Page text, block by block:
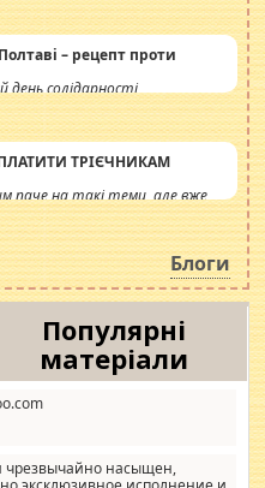
– рецепт проти
день солідарності
ТРІЄЧНИКАМ
паче на такі теми, але вже
сьогоднішні інсенуації
питання. Штучно
катастрофа.
Блоги
Популярні
матеріали
чрезвычайно насыщен,